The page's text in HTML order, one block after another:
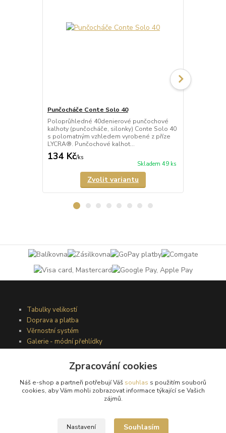
Punčocháče Conte Solo 40
Poloprůhledné 40denierové punčochové
kalhoty (punčocháče, silonky) Conte Solo 40
s polomatným vzhledem vyrobené z příze
LYCRA®. Punčochové kalhot...
134 Kč/ks
Skladem 49 ks
Zvolit variantu
Tabulky velikostí
Doprava a platba
Věrnostní systém
Galerie - módní přehlídky
Obchodní podmínky
Zpracování cookies
Náš e-shop a partneři potřebují Váš souhlas s použitím souborů
cookies, aby Vám mohli zobrazovat informace týkající se Vašich
zájmů.
Nastavení Souhlasím